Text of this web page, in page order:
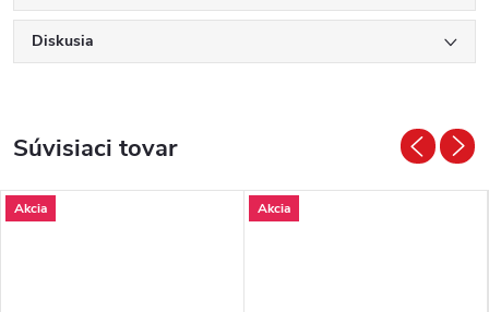
Diskusia
Súvisiaci tovar
Akcia Akcia